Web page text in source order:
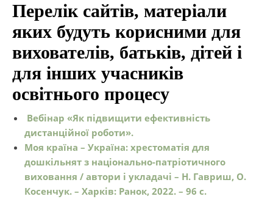
Перелік сайтів, матеріали
яких будуть корисними для
вихователів, батьків, дітей і
для інших учасників
освітнього процесу
Вебінар «Як підвищити ефективність
дистанційної роботи».
Моя країна – Україна: хрестоматія для
дошкільнят з національно-патріотичного
виховання / автори і укладачі – Н. Гавриш, О.
Косенчук. – Харків: Ранок, 2022. – 96 с.